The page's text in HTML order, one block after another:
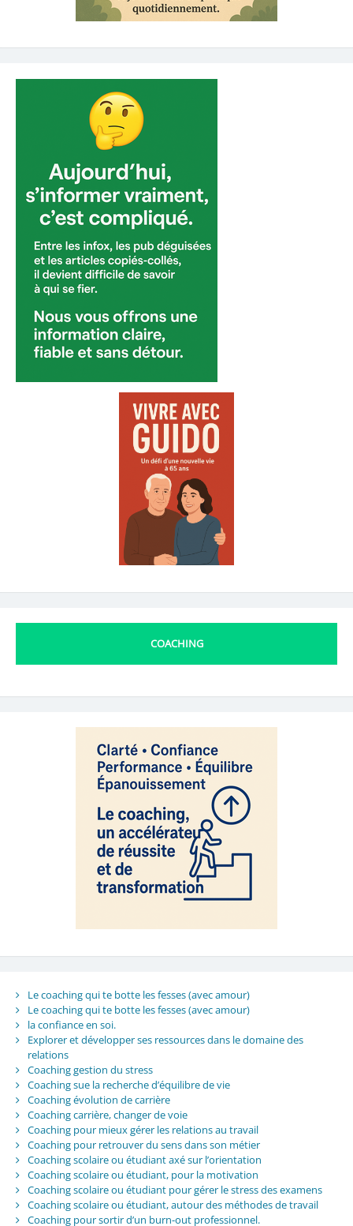
COACHING
Le coaching qui te botte les fesses (avec amour)
Le coaching qui te botte les fesses (avec amour)
la confiance en soi.
Explorer et développer ses ressources dans le domaine des
relations
Coaching gestion du stress
Coaching sue la recherche d’équilibre de vie
Coaching évolution de carrière
Coaching carrière, changer de voie
Coaching pour mieux gérer les relations au travail
Coaching pour retrouver du sens dans son métier
Coaching scolaire ou étudiant axé sur l’orientation
Coaching scolaire ou étudiant, pour la motivation
Coaching scolaire ou étudiant pour gérer le stress des examens
Coaching scolaire ou étudiant, autour des méthodes de travail
Coaching pour sortir d’un burn-out professionnel.